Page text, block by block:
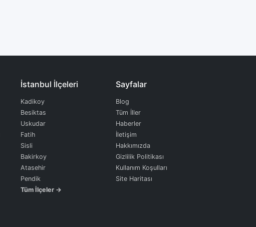
İstanbul İlçeleri
Kadikoy
Besiktas
Uskudar
Fatih
Sisli
Bakirkoy
Atasehir
Pendik
Tüm İlçeler →
Sayfalar
Blog
Tüm İller
Haberler
İletişim
Hakkımızda
Gizlilik Politikası
Kullanım Koşulları
Site Haritası